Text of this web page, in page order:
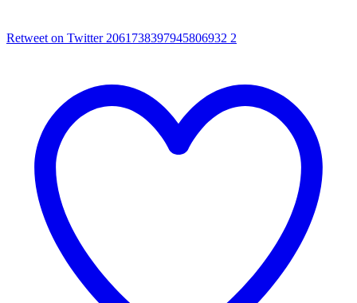
Retweet on Twitter 2061738397945806932 2